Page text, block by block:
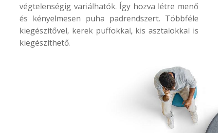
végtelenségig variálhatók. Így hozva létre menő
és kényelmesen puha padrendszert. Többféle
kiegészítővel, kerek puffokkal, kis asztalokkal is
kiegészíthető.